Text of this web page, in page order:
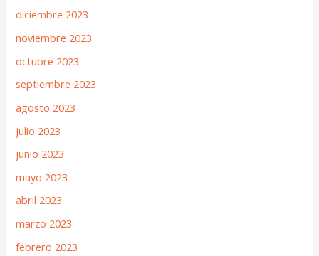
diciembre 2023
noviembre 2023
octubre 2023
septiembre 2023
agosto 2023
julio 2023
junio 2023
mayo 2023
abril 2023
marzo 2023
febrero 2023